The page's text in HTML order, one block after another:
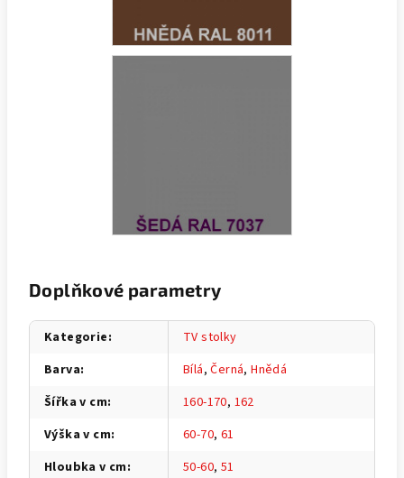
Doplňkové parametry
Kategorie:
TV stolky
Barva: Bílá,Černá,Hnědá
Šířka v cm: 160-170, 162
Výška v cm: 60-70, 61
Hloubka v cm: 50-60, 51